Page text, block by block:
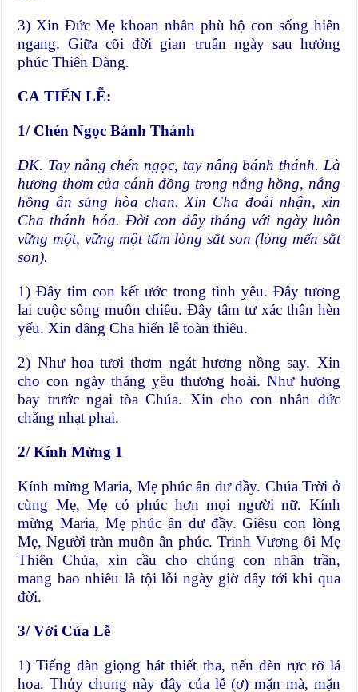
3) Xin Đức Mẹ khoan nhân phù hộ con sống hiên
ngang. Giữa cõi đời gian truân ngày sau hưởng
phúc Thiên Đàng.
CA TIẾN LỄ:
1/ Chén Ngọc Bánh Thánh
ĐK. Tay nâng chén ngọc, tay nâng bánh thánh. Là
hương thơm của cánh đồng trong nắng hồng, nắng
hồng ân sủng hòa chan. Xin Cha đoái nhận, xin
Cha thánh hóa. Đời con đây tháng với ngày luôn
vững một, vững một tấm lòng sắt son (lòng mến sắt
son).
1) Đây tim con kết ước trong tình yêu. Đây tương
lai cuộc sống muôn chiều. Đây tâm tư xác thân hèn
yếu. Xin dâng Cha hiến lễ toàn thiêu.
2) Như hoa tươi thơm ngát hương nồng say. Xin
cho con ngày tháng yêu thương hoài. Như hương
bay trước ngai tòa Chúa. Xin cho con nhân đức
chẳng nhạt phai.
2/Kính Mừng 1
Kính mừng Maria, Mẹ phúc ân dư đầy. Chúa Trời ở
cùng Mẹ, Mẹ có phúc hơn mọi người nữ. Kính
mừng Maria, Mẹ phúc ân dư đầy. Giêsu con lòng
Mẹ, Người tràn muôn ân phúc. Trinh Vương ôi Mẹ
Thiên Chúa, xin cầu cho chúng con nhân trần,
mang bao nhiêu là tội lỗi ngày giờ đây tới khi qua
đời.
3/Với Của Lễ
1) Tiếng đàn giọng hát thiết tha, nến đèn rực rỡ lá
hoa. Thủy chung này đây của lễ (ơ) mặn mà, mặn